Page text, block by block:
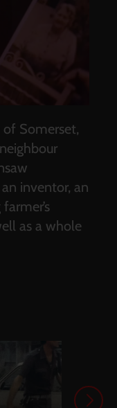
Somerset,
inventor, an
as a whole